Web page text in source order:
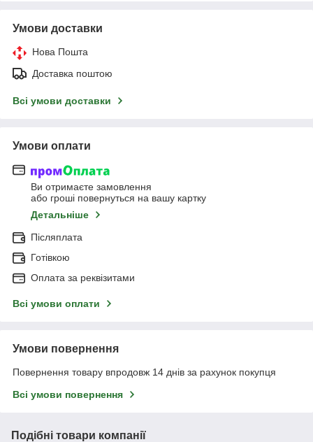
Умови доставки
Нова Пошта
Доставка поштою
Всі умови доставки
Умови оплати
Ви отримаєте замовлення
або гроші повернуться на вашу картку
Детальніше
Післяплата
Готівкою
Оплата за реквізитами
Всі умови оплати
Умови повернення
Повернення товару впродовж 14 днів за рахунок покупця
Всі умови повернення
Подібні товари компанії